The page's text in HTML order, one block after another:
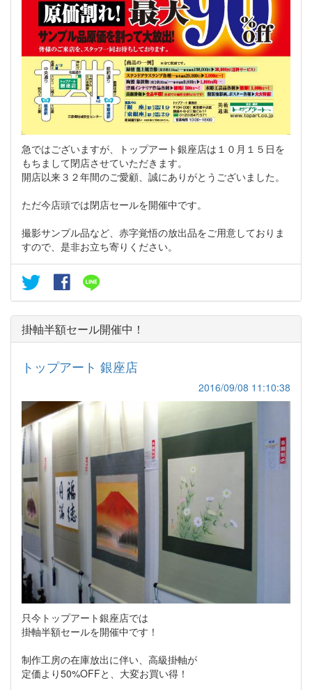
急ではございますが、トップアート銀座店は１０月１５日を
もちまして閉店させていただきます。
開店以来３２年間のご愛顧、誠にありがとうございました。
ただ今店頭では閉店セールを開催中です。
撮影サンプル品など、赤字覚悟の放出品をご用意しておりま
すので、是非お立ち寄りください。
掛軸半額セール開催中！
トップアート 銀座店
2016/09/08 11:10:38
只今トップアート銀座店では
掛軸半額セールを開催中です！
制作工房の在庫放出に伴い、高級掛軸が
定価より50%OFFと、大変お買い得！